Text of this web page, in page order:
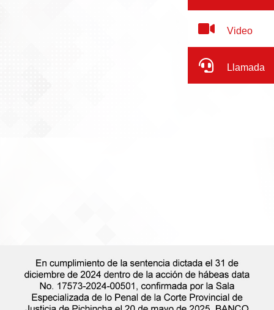
Video
Llamada